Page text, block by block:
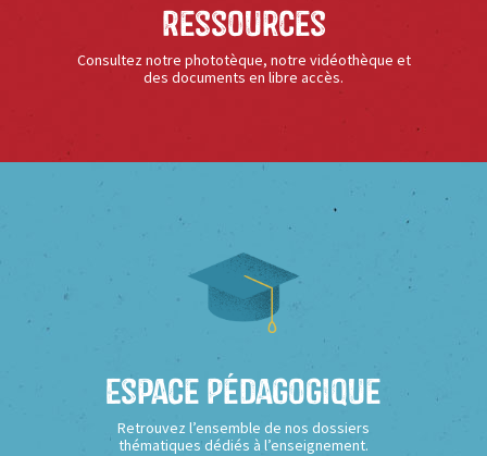
Ressources
Consultez notre phototèque, notre vidéothèque et
des documents en libre accès.
Espace Pédagogique
Retrouvez l’ensemble de nos dossiers
thématiques dédiés à l’enseignement.